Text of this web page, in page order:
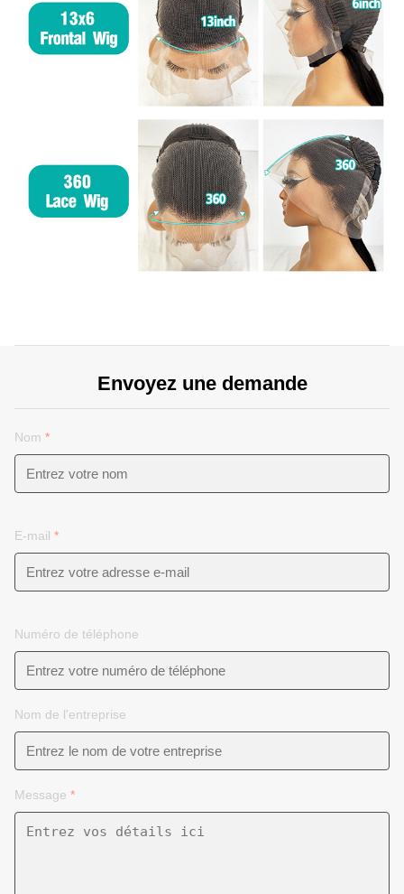
Envoyez une demande
Nom *
E-mail *
Numéro de téléphone
Nom de l'entreprise
Message *